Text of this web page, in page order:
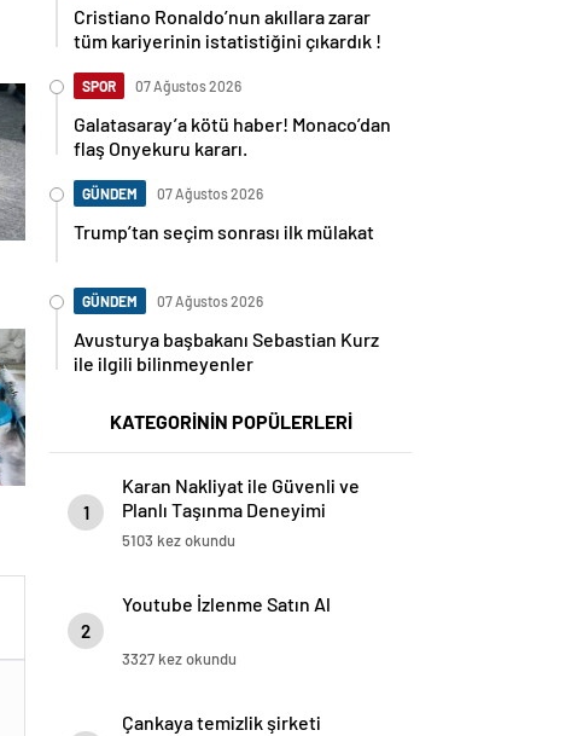
Cristiano Ronaldo’nun akıllara zarar
tüm kariyerinin istatistiğini çıkardık !
SPOR 07 Ağustos 2026
Galatasaray’a kötü haber! Monaco’dan
flaş Onyekuru kararı.
GÜNDEM 07 Ağustos 2026
Trump’tan seçim sonrası ilk mülakat
GÜNDEM 07 Ağustos 2026
Avusturya başbakanı Sebastian Kurz
ile ilgili bilinmeyenler
KATEGORİNİN POPÜLERLERİ
1
Karan Nakliyat ile Güvenli ve
Planlı Taşınma Deneyimi
5103 kez okundu
2
Youtube İzlenme Satın Al
3327 kez okundu
Çankaya temizlik şirketi